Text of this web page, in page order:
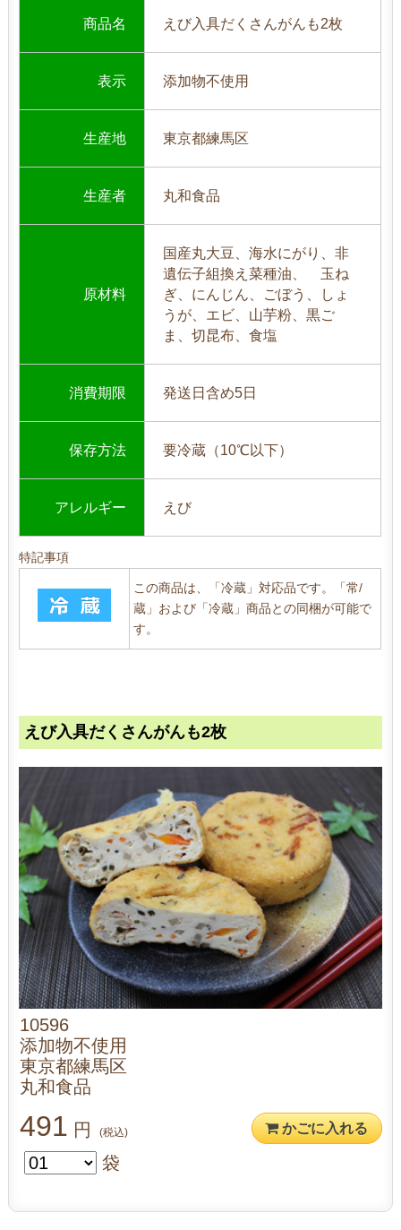
商品名 えび入具だくさんがんも2枚
表示 添加物不使用
生産地 東京都練馬区
生産者 丸和食品
原材料
国産丸大豆、海水にがり、非
遺伝子組換え菜種油、 玉ね
ぎ、にんじん、ごぼう、しょ
うが、エビ、山芋粉、黒ご
ま、切昆布、食塩
消費期限 発送日含め5日
保存方法 要冷蔵（10℃以下）
アレルギー えび
特記事項
この商品は、「冷蔵」対応品です。「常/
蔵」および「冷蔵」商品との同梱が可能で
す。
えび入具だくさんがんも2枚
10596
添加物不使用
東京都練馬区
丸和食品
491 円 (税込) かごに入れる
袋